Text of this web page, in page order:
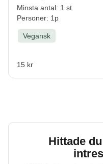
Minsta antal: 1 st
Personer: 1p
Vegansk
15 kr
Hittade